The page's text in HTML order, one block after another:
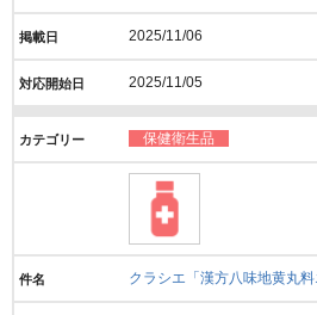
2025/11/06
2025/11/05
保健衛生品
クラシエ「漢方八味地黄丸